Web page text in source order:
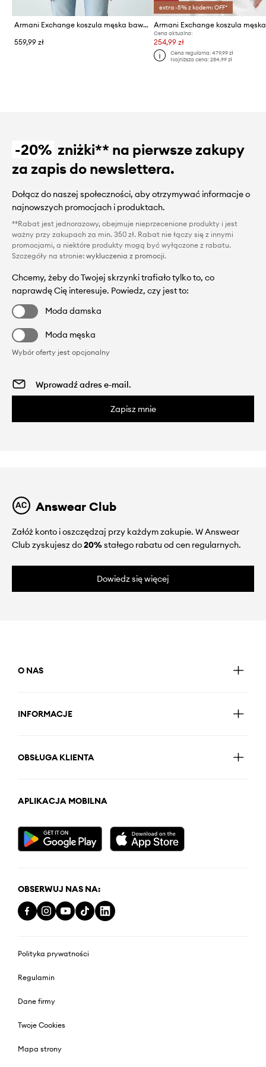
Armani Exchange koszula męska bawełniana
559,99 zł
extra -5% z kodem: OFF*
Cena aktualna:
254,99 zł
Cena regularna: 479,99 zł
Najniższa cena: 284,99 zł
-20% zniżki** na pierwsze zakupy
za zapis do newslettera.
Dołącz do naszej społeczności, aby otrzymywać informacje o
najnowszych promocjach i produktach.
**Rabat jest jednorazowy, obejmuje nieprzecenione produkty i jest
ważny przy zakupach za min. 350 zł. Rabat nie łączy się z innymi
promocjami, a niektóre produkty mogą być wyłączone z rabatu.
Szczegóły na stronie: wykluczenia z promocji.
Chcemy, żeby do Twojej skrzynki trafiało tylko to, co
naprawdę Cię interesuje. Powiedz, czy jest to:
Moda damska
Moda męska
Wybór oferty jest opcjonalny
Zapisz mnie
Answear Club
Załóż konto i oszczędzaj przy każdym zakupie. W Answear
Club zyskujesz do20%stałego rabatu od cen regularnych.
Dowiedz się więcej
O NAS
INFORMACJE
OBSŁUGA KLIENTA
APLIKACJA MOBILNA
OBSERWUJ NAS NA:
Polityka prywatności
Regulamin
Dane firmy
Twoje Cookies
Mapa strony